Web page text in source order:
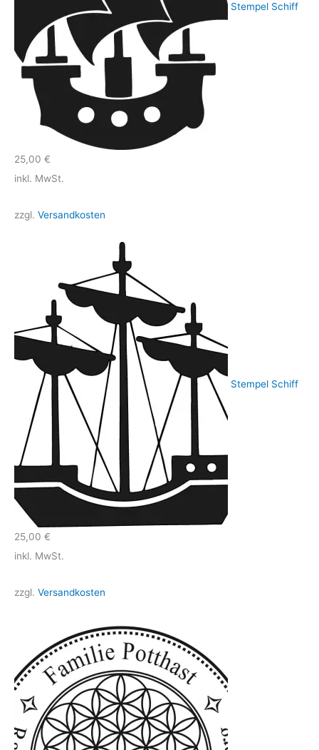
Stempel Schiff
25,00 €
inkl. MwSt.
zzgl. Versandkosten
Stempel Schiff
25,00 €
inkl. MwSt.
zzgl. Versandkosten